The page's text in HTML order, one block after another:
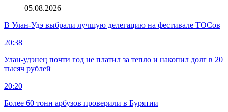
05.08.2026
В Улан-Удэ выбрали лучшую делегацию на фестивале ТОСов
20:38
Улан-удэнец почти год не платил за тепло и накопил долг в 20
тысяч рублей
20:20
Более 60 тонн арбузов проверили в Бурятии